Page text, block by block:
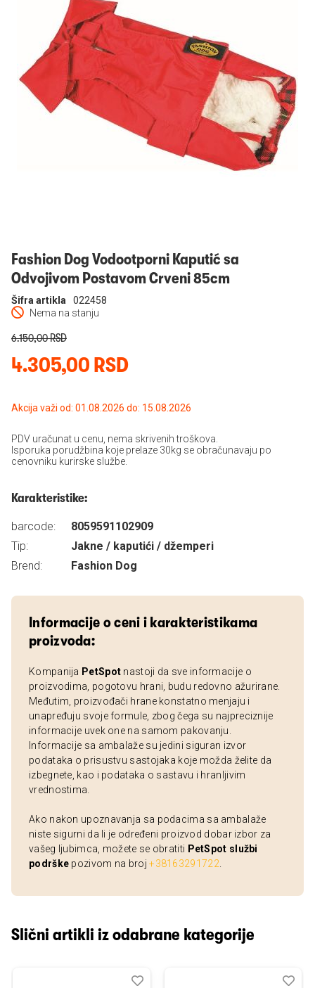
Fashion Dog Vodootporni Kaputić sa
Odvojivom Postavom Crveni 85cm
Nema na stanju
Šifra artikla 022458
4.305,00 RSD
6.150,00 RSD
Akcija važi od: 01.08.2026 do: 15.08.2026
PDV uračunat u cenu, nema skrivenih troškova.
Isporuka porudžbina koje prelaze 30kg se obračunavaju po
cenovniku kurirske službe.
Karakteristike:
barcode:
8059591102909
Tip:
Jakne / kaputići / džemperi
Brend:
Fashion Dog
Informacije o ceni i karakteristikama
proizvoda:
Kompanija PetSpot nastoji da sve informacije o
proizvodima, pogotovu hrani, budu redovno ažurirane.
Međutim, proizvođači hrane konstatno menjaju i
unapređuju svoje formule, zbog čega su najpreciznije
informacije uvek one na samom pakovanju.
Informacije sa ambalaže su jedini siguran izvor
podataka o prisustvu sastojaka koje možda želite da
izbegnete, kao i podataka o sastavu i hranljivim
vrednostima.
Ako nakon upoznavanja sa podacima sa ambalaže
niste sigurni da li je određeni proizvod dobar izbor za
vašeg ljubimca, možete se obratiti PetSpot službi
podrške pozivom na broj+38163291722
Slični artikli iz odabrane kategorije
Dodaj
Uporedi